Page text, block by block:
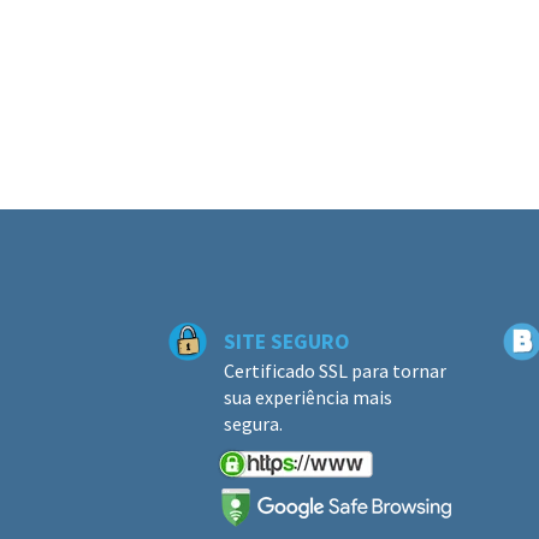
SITE SEGURO
Certificado SSL para tornar
sua experiência mais
segura.